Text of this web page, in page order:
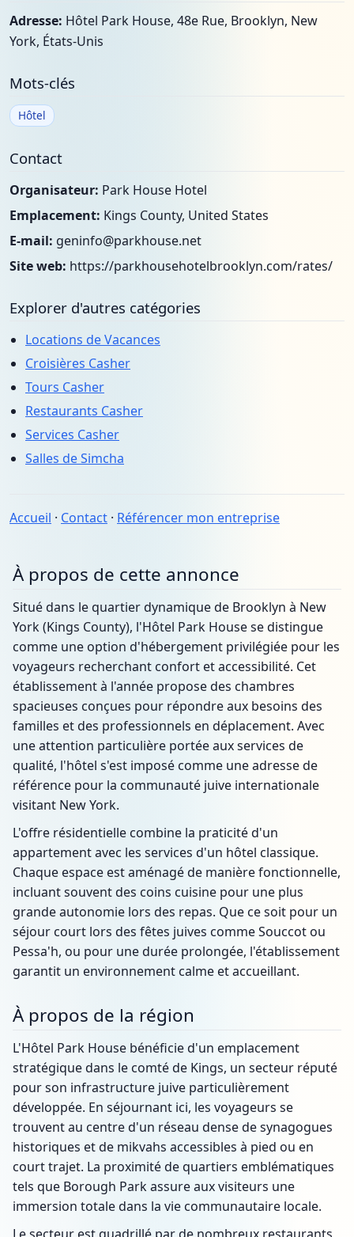
Adresse: Hôtel Park House, 48e Rue, Brooklyn, New
York, États-Unis
Mots-clés
Hôtel
Contact
Organisateur: Park House Hotel
Emplacement: Kings County, United States
E-mail: geninfo@parkhouse.net
Site web: https://parkhousehotelbrooklyn.com/rates/
Explorer d'autres catégories
Locations de Vacances
Croisières Casher
Tours Casher
Restaurants Casher
Services Casher
Salles de Simcha
Accueil · Contact · Référencer mon entreprise
À propos de cette annonce
Situé dans le quartier dynamique de Brooklyn à New
York (Kings County), l'Hôtel Park House se distingue
comme une option d'hébergement privilégiée pour les
voyageurs recherchant confort et accessibilité. Cet
établissement à l'année propose des chambres
spacieuses conçues pour répondre aux besoins des
familles et des professionnels en déplacement. Avec
une attention particulière portée aux services de
qualité, l'hôtel s'est imposé comme une adresse de
référence pour la communauté juive internationale
visitant New York.
L'offre résidentielle combine la praticité d'un
appartement avec les services d'un hôtel classique.
Chaque espace est aménagé de manière fonctionnelle,
incluant souvent des coins cuisine pour une plus
grande autonomie lors des repas. Que ce soit pour un
séjour court lors des fêtes juives comme Souccot ou
Pessa'h, ou pour une durée prolongée, l'établissement
garantit un environnement calme et accueillant.
À propos de la région
L'Hôtel Park House bénéficie d'un emplacement
stratégique dans le comté de Kings, un secteur réputé
pour son infrastructure juive particulièrement
développée. En séjournant ici, les voyageurs se
trouvent au centre d'un réseau dense de synagogues
historiques et de mikvahs accessibles à pied ou en
court trajet. La proximité de quartiers emblématiques
tels que Borough Park assure aux visiteurs une
immersion totale dans la vie communautaire locale.